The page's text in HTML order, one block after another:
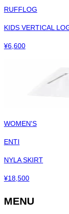
RUFFLOG
KIDS VERTICAL
¥6,600
WOMEN'S
ENTI
NYLA SKIRT
¥18,500
MENU